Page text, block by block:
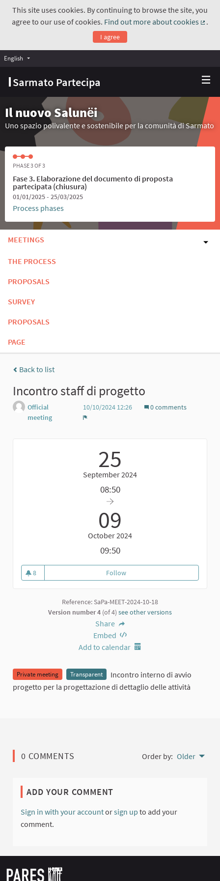
This site uses cookies. By continuing to browse the site, you
agree to our use of cookies. Find out more about cookies
.
I agree
Sarmato Partecipa
English Choose language
Il nuovo Salunёi
Uno spazio polivalente e sostenibile per la comunità di Sarmato
PHASE 3 OF 3
Fase 3. Elaborazione del documento di proposta
partecipata (chiusura)
01/01/2025 - 25/03/2025
Process phases
MEETINGS
THE PROCESS
PROPOSALS
SURVEY
PROPOSALS
PAGE
Back to list
Incontro staff di progetto
Official
meeting
10/10/2024 12:26
0 comments
25
September 2024
08:50
09
October 2024
09:50
8
8 followers
FollowIncontro staff di progetto
Reference: SaPa-MEET-2024-10-18
Version number 4 (of 4) see other versions
Share
Embed
Add to calendar
Private meeting Transparent
Incontro interno di avvio
progetto per la progettazione di dettaglio delle attività
0 COMMENTS Order by: Older
ADD YOUR COMMENT
Sign in with your accountorsign up to add your
comment.